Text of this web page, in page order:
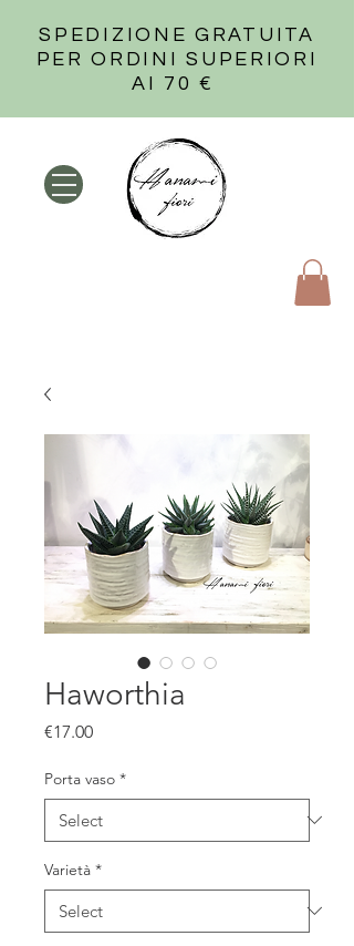
SPEDIZIONE GRATUITA
PER ORDINI SUPERIORI
AI 70 €
Haworthia
€17.00Price
Porta vaso *
Varietà *